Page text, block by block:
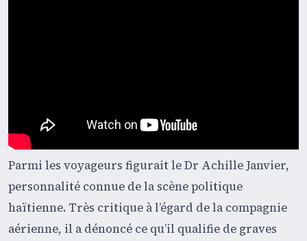
Parmi les voyageurs figurait le Dr Achille Janvier,
personnalité connue de la scène politique
haïtienne. Très critique à l’égard de la compagnie
aérienne, il a dénoncé ce qu’il qualifie de graves